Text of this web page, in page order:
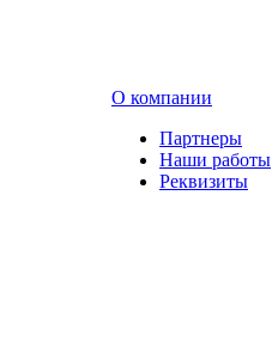
О компании
Партнеры
Наши работы
Реквизиты